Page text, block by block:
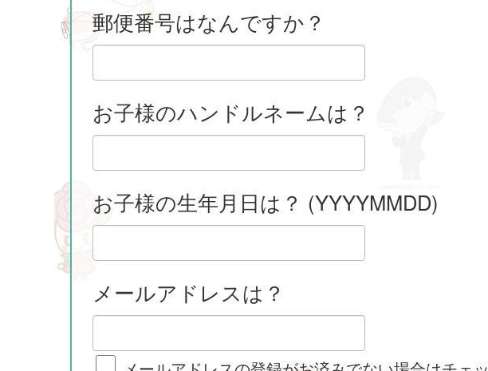
郵便番号はなんですか？
お子様のハンドルネームは？
お子様の生年月日は？ (YYYYMMDD)
メールアドレスは？